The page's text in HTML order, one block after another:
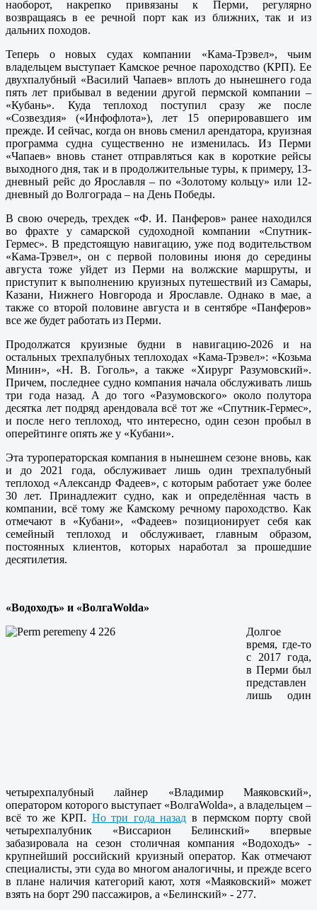
наоборот, накрепко привязаны к Перми, регулярно
возвращаясь в ее речной порт как из ближних, так и из
дальних походов.
Теперь о новых судах компании «Кама-Трэвел», чьим
владельцем выступает Камское речное пароходство (КРП). Ее
двухпалубный «Василий Чапаев» вплоть до нынешнего года
пять лет прибывал в ведении другой пермской компании –
«Кубань». Куда теплоход поступил сразу же после
«Созвездия» («Инфофлота»), лет 15 оперировавшего им
прежде. И сейчас, когда он вновь сменил арендатора, круизная
программа судна существенно не изменилась. Из Перми
«Чапаев» вновь станет отправляться как в короткие рейсы
выходного дня, так и в продолжительные туры, к примеру, 13-
дневный рейс до Ярославля – по «Золотому кольцу» или 12-
дневный до Волгограда – на День Победы.
В свою очередь, трехдек «Ф. И. Панферов» ранее находился
во фрахте у самарской судоходной компании «Спутник-
Гермес». В предстоящую навигацию, уже под водительством
«Кама-Трэвел», он с первой половины июня до середины
августа тоже уйдет из Перми на волжские маршруты, и
приступит к выполнению круизных путешествий из Самары,
Казани, Нижнего Новгорода и Ярославле. Однако в мае, а
также со второй половине августа и в сентябре «Панферов»
все же будет работать из Перми.
Продолжатся круизные будни в навигацию-2026 и на
остальных трехпалубных теплоходах «Кама-Трэвел»: «Козьма
Минин», «Н. В. Гоголь», а также «Хирург Разумовский».
Причем, последнее судно компания начала обслуживать лишь
три года назад. А до того «Разумовского» около полутора
десятка лет подряд арендовала всё тот же «Спутник-Гермес»,
и после него теплоход, что интересно, один сезон пробыл в
оперейтинге опять же у «Кубани».
Эта туроператорская компания в нынешнем сезоне вновь, как
и до 2021 года, обслуживает лишь один трехпалубный
теплоход «Александр Фадеев», с которым работает уже более
30 лет. Принадлежит судно, как и определённая часть в
компании, всё тому же Камскому речному пароходство. Как
отмечают в «Кубани», «Фадеев» позиционирует себя как
семейный теплоход и обслуживает, главным образом,
постоянных клиентов, которых наработал за прошедшие
десятилетия.
«Водоходъ» и «ВолгаWolda»
Долгое
время, где-то
с 2017 года,
в Перми был
представлен
лишь один
четырехпалубный лайнер «Владимир Маяковский»,
оператором которого выступает «ВолгаWolda», а владельцем –
всё то же КРП. Но три года назад в пермском порту свой
четырехпалубник «Виссарион Белинский» впервые
забазировала на сезон столичная компания «Водоходъ» -
крупнейший российский круизный оператор. Как отмечают
специалисты, эти суда во многом аналогичны, и прежде всего
в плане наличия категорий кают, хотя «Маяковский» может
взять на борт 290 пассажиров, а «Белинский» - 277.